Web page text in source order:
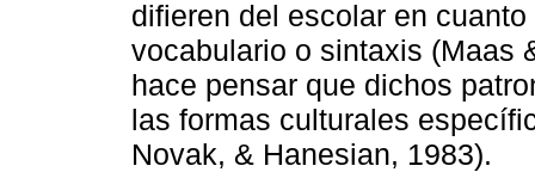
difieren del escolar en
vocabulario o sintaxis (Maas
hace pensar que dichos
las formas culturales
Novak, & Hanesian, 1983).